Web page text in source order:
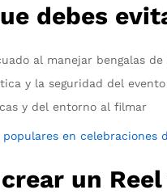
debes
al manejar bengalas de
y la seguridad del evento
y del entorno al filmar
en celebraciones
un